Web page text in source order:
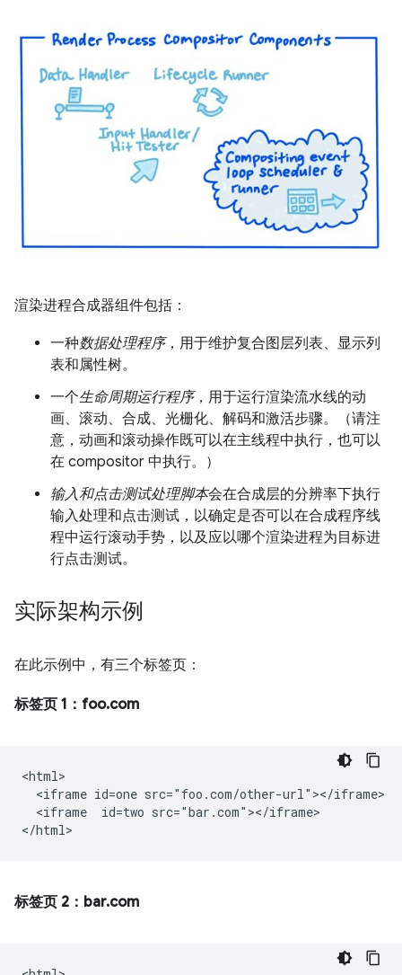
渲染进程合成器组件包括：
一种数据处理程序，用于维护复合图层列表、显示列
表和属性树。
一个生命周期运行程序，用于运行渲染流水线的动
画、滚动、合成、光栅化、解码和激活步骤。（请注
意，动画和滚动操作既可以在主线程中执行，也可以
在 compositor 中执行。）
输入和点击测试处理脚本会在合成层的分辨率下执行
输入处理和点击测试，以确定是否可以在合成程序线
程中运行滚动手势，以及应以哪个渲染进程为目标进
行点击测试。
实际架构示例
在此示例中，有三个标签页：
标签页 1：foo.com
<html>
  <iframe id=one src="foo.com/other-url"></iframe>
  <iframe  id=two src="bar.com"></iframe>
标签页 2：bar.com